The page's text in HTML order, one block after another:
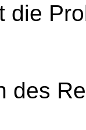
die
des